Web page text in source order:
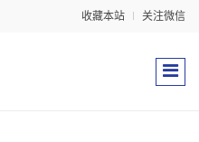
收藏本站 关注微信